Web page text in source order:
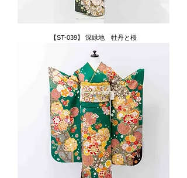
【ST-039】 深緑地 牡丹と桜